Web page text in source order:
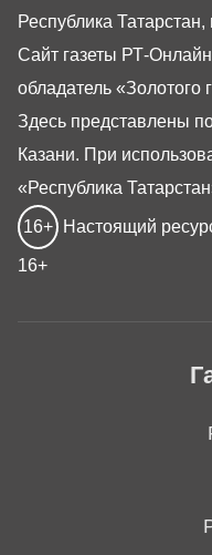
Республика Татарстан,
Сайт газеты РТ-
обладатель «Золотого
Здесь представлены
Казани. При
«Республика
16+ Настоящий
16+